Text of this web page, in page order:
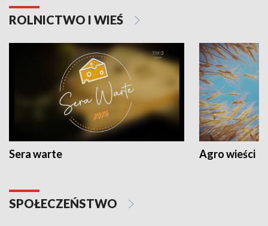
ROLNICTWO I WIEŚ
Sera warte Agro wieści
SPOŁECZEŃSTWO